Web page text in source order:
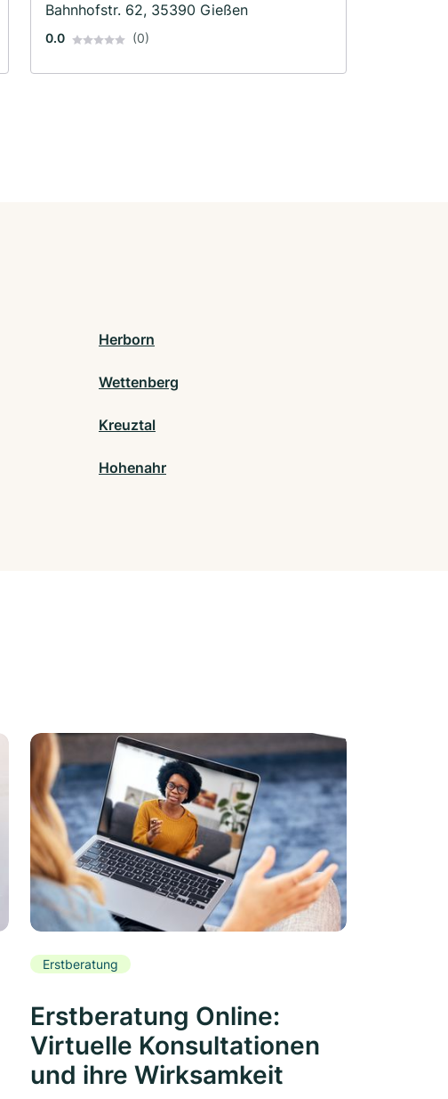
Bahnhofstr. 62, 35390 Gießen
0.0 (0)
Herborn
Wettenberg
Kreuztal
Hohenahr
Erstberatung
Erstberatung Online:
Virtuelle Konsultationen
und ihre Wirksamkeit